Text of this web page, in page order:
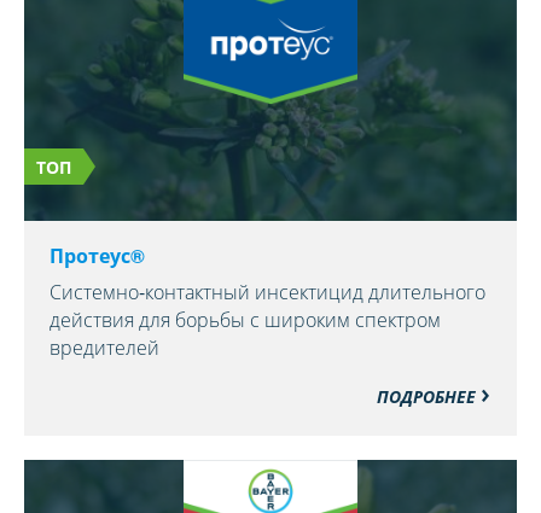
Протеус®
Системно-контактный инсектицид длительного
действия для борьбы с широким спектром
вредителей
ПОДРОБНЕЕ
ТОП